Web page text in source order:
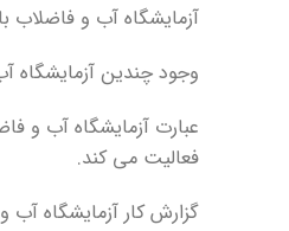
آزمایشگاه آب و فاضلاب
وجود چندین آزمایشگاه
عبارت آزمایشگاه آب و
فعالیت می کند.
گزارش کار آزمایشگاه